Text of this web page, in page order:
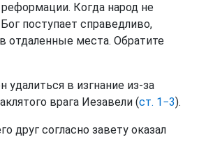
Когда народ не
поступает справедливо,
отдаленные места. Обратите
в изгнание из-за
врага Иезавели (ст. 1−3).
друг согласно завету оказал